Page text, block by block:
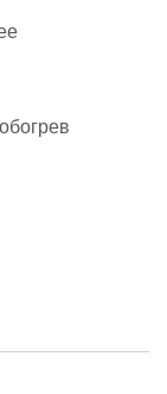
обогрев